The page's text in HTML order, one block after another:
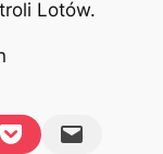
Lotów.
Share on PocketEmail this Page